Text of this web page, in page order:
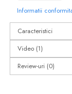
Profile gips carton
Benzi gips carton
Accesorii tencuieli
Silicon, spume si
Adezivi montaj
Cuplu mare,
tare
Freza de
Crestăturile de
Vârful de
prelungind
Capul conic cu
optim de cuplu
Informatii
Caracteristici
Video (1)
Review-uri (0)